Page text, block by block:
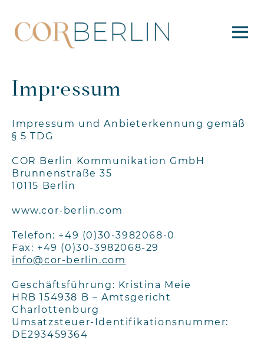
Impressum
Impressum und Anbieterkennung gemäß
§ 5 TDG
COR Berlin Kommunikation GmbH
Brunnenstraße 35
10115 Berlin
www.cor-berlin.com
Telefon: +49 (0)30-3982068-0
Fax: +49 (0)30-3982068-29
info@cor-berlin.com
Geschäftsführung: Kristina Meie
HRB 154938 B – Amtsgericht
Charlottenburg
Umsatzsteuer-Identifikationsnummer:
DE293459364